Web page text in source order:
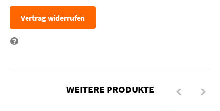
Vertrag widerrufen
WEITERE PRODUKTE